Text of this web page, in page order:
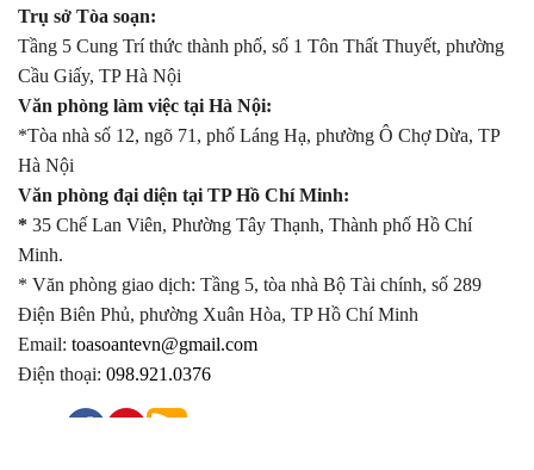
Trụ sở Tòa soạn:
Tầng 5 Cung Trí thức thành phố, số 1 Tôn Thất Thuyết, phường
Cầu Giấy, TP Hà Nội
Văn phòng làm việc tại Hà Nội:
*Tòa nhà số 12, ngõ 71, phố Láng Hạ, phường Ô Chợ Dừa, TP
Hà Nội
Văn phòng đại diện tại TP Hồ Chí Minh:
* 35 Chế Lan Viên, Phường Tây Thạnh, Thành phố Hồ Chí
Minh.
* Văn phòng giao dịch: Tầng 5, tòa nhà Bộ Tài chính, số 289
Điện Biên Phủ, phường Xuân Hòa, TP Hồ Chí Minh
Email: toasoantevn@gmail.com
Điện thoại: 098.921.0376